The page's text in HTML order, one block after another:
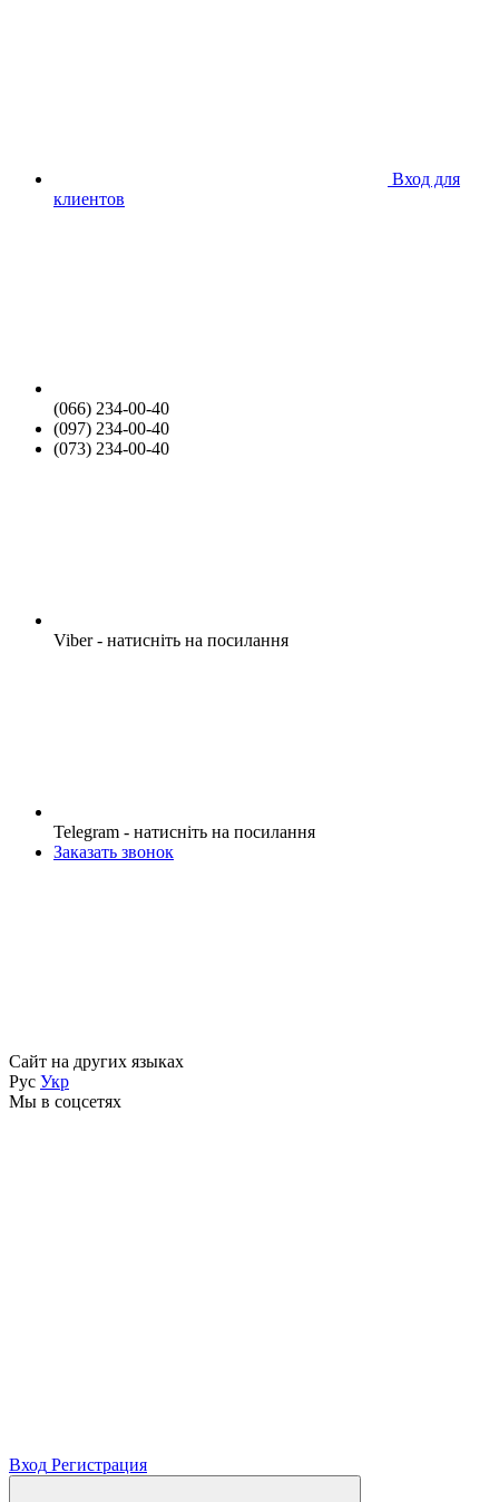
Вход для
клиентов
(066) 234-00-40
(097) 234-00-40
(073) 234-00-40
Viber - натисніть на посилання
Telegram - натисніть на посилання
Заказать звонок
Сайт на других языках
Рус Укр
Мы в соцсетях
Вход Регистрация